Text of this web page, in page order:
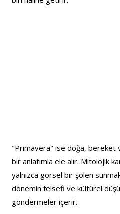
"Primavera" ise doğa, bereket
bir anlatımla ele alır. Mitolojik
yalnızca görsel bir şölen
dönemin felsefi ve kültürel
göndermeler içerir.